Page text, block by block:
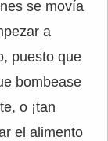
se movía
a
puesto que
bombease
o ¡tan
el alimento